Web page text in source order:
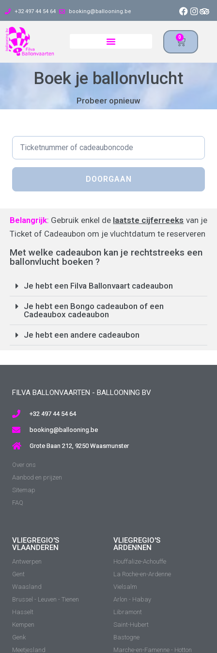
+32 497 44 54 64 booking@ballooning.be
0
Boek je ballonvlucht
Probeer opnieuw
Belangrijk: Gebruik enkel de laatste cijferreeks van je
Ticket of Cadeaubon om je vluchtdatum te reserveren
Met welke cadeaubon kan je rechtstreeks een
ballonvlucht boeken ?
Je hebt een Filva Ballonvaart cadeaubon
Je hebt een Bongo cadeaubon of een
Cadeaubox cadeaubon
Je hebt een andere cadeaubon
FILVA BALLONVAARTEN - BALLOONING BV
+32 497 44 54 64
booking@ballooning.be
Grote Baan 212, 9250 Waasmunster
Over ons
Aanbod en prijzen
Sitemap
FAQ
VLIEGREGIO'S
VLAANDEREN
Antwerpen
Gent
Waasland
Brussel - Leuven - Tienen
Hasselt
Kempen
Genk
Meetjesland
VLIEGREGIO'S
ARDENNEN
Houffalize-Achouffe
La Roche-en-Ardenne
Vielsalm
Arlon - Habay
Libramont
Saint-Hubert
Bastogne
Marche-en-Famenne - Hotton